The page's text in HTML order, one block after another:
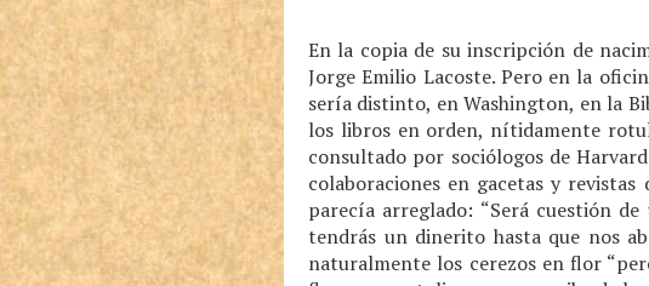
En la copia de su inscripción de
Jorge Emilio Lacoste. Pero en la
sería distinto, en Washington, en la
los libros en orden, nítidamente
consultado por sociólogos de
colaboraciones en gacetas y
parecía arreglado: “Será cuestión
tendrás un dinerito hasta que nos
naturalmente los cerezos en flor